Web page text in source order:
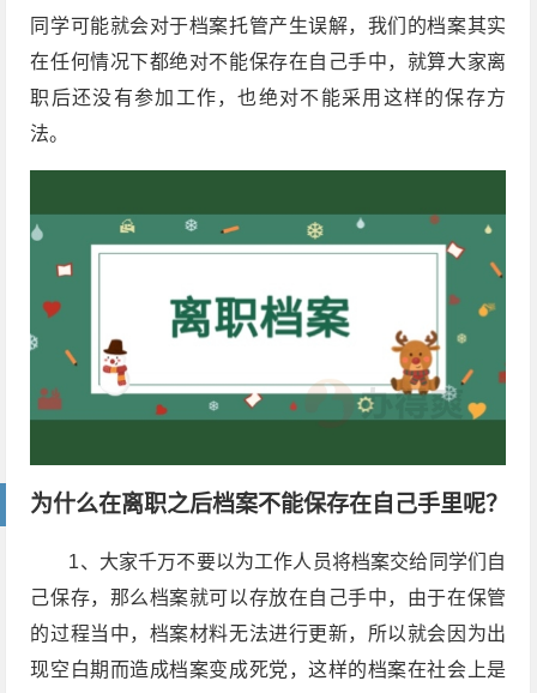
同学可能就会对于档案托管产生误解，我们的档案其实
在任何情况下都绝对不能保存在自己手中，就算大家离
职后还没有参加工作，也绝对不能采用这样的保存方
法。
为什么在离职之后档案不能保存在自己手里呢？
1、大家千万不要以为工作人员将档案交给同学们自
己保存，那么档案就可以存放在自己手中，由于在保管
的过程当中，档案材料无法进行更新，所以就会因为出
现空白期而造成档案变成死党，这样的档案在社会上是